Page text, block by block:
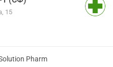
15
Pharm